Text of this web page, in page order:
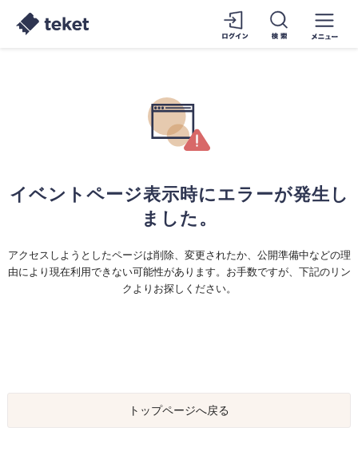
イベントページ表示時にエラーが発生し
ました。
アクセスしようとしたページは削除、変更されたか、公開準備中などの理
由により現在利用できない可能性があります。お手数ですが、下記のリン
クよりお探しください。
トップページへ戻る